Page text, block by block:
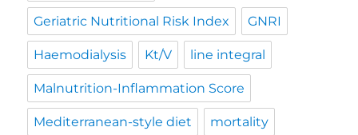
Geriatric Nutritional Risk Index GNRI
Haemodialysis Kt/V line integral
Malnutrition-Inflammation Score
Mediterranean-style diet mortality